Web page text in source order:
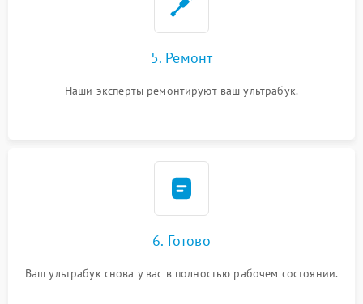
5. Ремонт
Наши эксперты ремонтируют ваш ультрабук.
6. Готово
Ваш ультрабук снова у вас в полностью рабочем состоянии.